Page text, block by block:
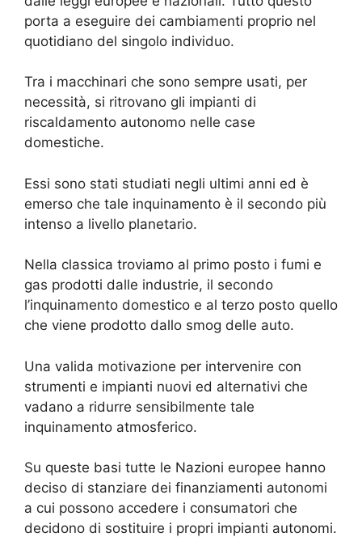
porta a eseguire dei cambiamenti proprio nel
quotidiano del singolo individuo.
Tra i macchinari che sono sempre usati, per
necessità, si ritrovano gli impianti di
riscaldamento autonomo nelle case
domestiche.
Essi sono stati studiati negli ultimi anni ed è
emerso che tale inquinamento è il secondo più
intenso a livello planetario.
Nella classica troviamo al primo posto i fumi e
gas prodotti dalle industrie, il secondo
l’inquinamento domestico e al terzo posto quello
che viene prodotto dallo smog delle auto.
Una valida motivazione per intervenire con
strumenti e impianti nuovi ed alternativi che
vadano a ridurre sensibilmente tale
inquinamento atmosferico.
Su queste basi tutte le Nazioni europee hanno
deciso di stanziare dei finanziamenti autonomi
a cui possono accedere i consumatori che
decidono di sostituire i propri impianti autonomi.